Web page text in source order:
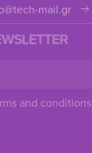
mail.gr
and conditions